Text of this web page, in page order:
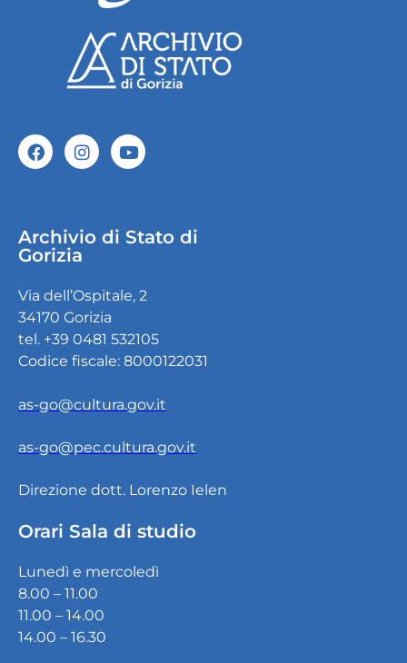
Archivio di Stato di
Gorizia
Via dell’Ospitale, 2
34170 Gorizia
tel. +39 0481 532105
Codice fiscale: 8000122031
as-go@cultura.gov.it
as-go@pec.cultura.gov.it
Direzione dott. Lorenzo Ielen
Orari Sala di studio
Lunedì e mercoledì
8.00 – 11.00
11.00 – 14.00
14.00 – 16.30